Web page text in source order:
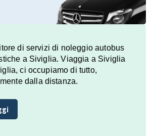
di servizi di noleggio autobus
a Siviglia. Viaggia a Siviglia
ci occupiamo di tutto,
dalla distanza.